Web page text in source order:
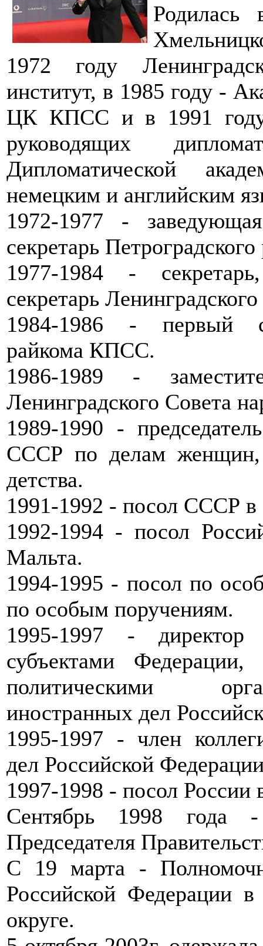
1972 году
институт, в 1985 году -
ЦК КПСС и в 1991 году
руководящих
Дипломатической
немецким и английским
1972-1977 -
секретарь
1977-1984 -
секретарь
1984-1986 - первый
райкома КПСС.
1986-1989 -
Ленинградского Совета
1989-1990 -
СССР по делам женщин,
детства.
1991-1992 - посол СССР в
1992-1994 - посол
Мальта.
1994-1995 - посол по
по особым поручениям.
1995-1997 -
субъектами
политическими
иностранных дел
1995-1997 - член
дел Российской
1997-1998 - посол России
Сентябрь 1998 года
Председателя
С 19 марта -
Российской Федерации
округе.